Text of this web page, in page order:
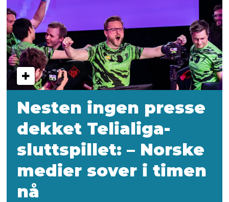
Nesten ingen presse
dekket Telialiga-
sluttspillet: – Norske
medier sover i timen
nå